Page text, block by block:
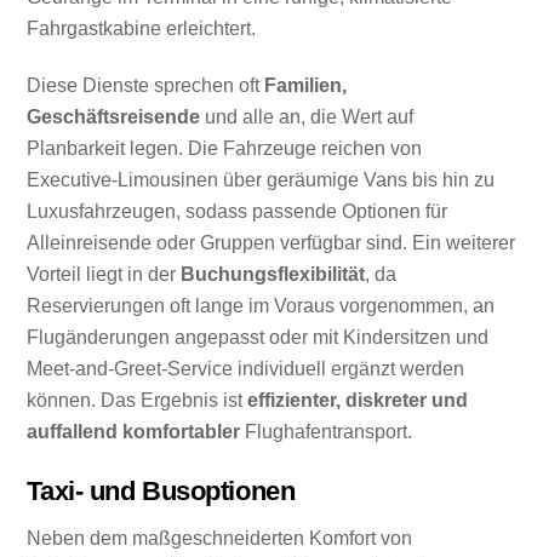
Fahrgastkabine erleichtert.
Diese Dienste sprechen oft Familien,
Geschäftsreisende und alle an, die Wert auf
Planbarkeit legen. Die Fahrzeuge reichen von
Executive-Limousinen über geräumige Vans bis hin zu
Luxusfahrzeugen, sodass passende Optionen für
Alleinreisende oder Gruppen verfügbar sind. Ein weiterer
Vorteil liegt in der Buchungsflexibilität, da
Reservierungen oft lange im Voraus vorgenommen, an
Flugänderungen angepasst oder mit Kindersitzen und
Meet-and-Greet-Service individuell ergänzt werden
können. Das Ergebnis isteffizienter, diskreter und
auffallend komfortabler Flughafentransport.
Taxi- und Busoptionen
Neben dem maßgeschneiderten Komfort von